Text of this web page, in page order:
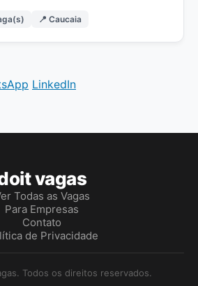
📍 Caucaia
LinkedIn
vagas
Todas as Vagas
Para Empresas
Contato
de Privacidade
Todos os direitos reservados.